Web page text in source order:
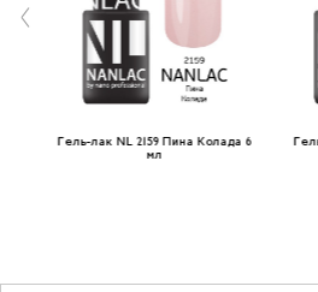
Гель-лак NL 2159 Пина Колада 6
мл